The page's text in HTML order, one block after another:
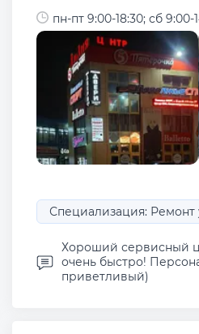
пн-пт 9:00-18:30; сб 9:00-
Специализация: Ремонт
Хороший сервисный
очень быстро!
приветливый)